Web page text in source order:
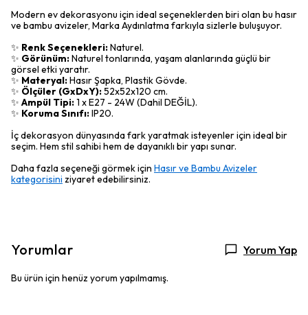
Modern ev dekorasyonu için ideal seçeneklerden biri olan bu hasır
ve bambu avizeler, Marka Aydınlatma farkıyla sizlerle buluşuyor.
✨ Renk Seçenekleri:Naturel.
✨ Görünüm:Naturel tonlarında, yaşam alanlarında güçlü bir
görsel etki yaratır.
✨ Materyal:Hasır Şapka, Plastik Gövde.
✨ Ölçüler (GxDxY):52x52x120 cm.
✨ Ampül Tipi:1 x E27 - 24W (Dahil DEĞİL).
✨ Koruma Sınıfı:IP20.
İç dekorasyon dünyasında fark yaratmak isteyenler için ideal bir
seçim. Hem stil sahibi hem de dayanıklı bir yapı sunar.
Daha fazla seçeneği görmek için Hasır ve Bambu Avizeler
kategorisini ziyaret edebilirsiniz.
Yorumlar Yorum Yap
Bu ürün için henüz yorum yapılmamış.